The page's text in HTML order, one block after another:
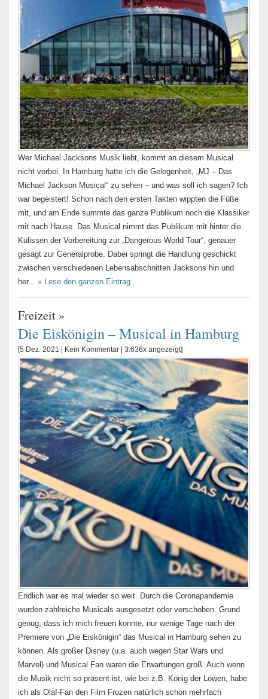
Wer Michael Jacksons Musik liebt, kommt an diesem Musical
nicht vorbei. In Hamburg hatte ich die Gelegenheit, „MJ – Das
Michael Jackson Musical“ zu sehen – und was soll ich sagen? Ich
war begeistert! Schon nach den ersten Takten wippten die Füße
mit, und am Ende summte das ganze Publikum noch die Klassiker
mit nach Hause. Das Musical nimmt das Publikum mit hinter die
Kulissen der Vorbereitung zur „Dangerous World Tour“, genauer
gesagt zur Generalprobe. Dabei springt die Handlung geschickt
zwischen verschiedenen Lebensabschnitten Jacksons hin und
her... » Lese den ganzen Eintrag
Freizeit »
Die Eiskönigin – Musical in Hamburg
[5 Dez. 2021 | Kein Kommentar | 3.636x angezeigt]
Endlich war es mal wieder so weit. Durch die Coronapandemie
wurden zahlreiche Musicals ausgesetzt oder verschoben. Grund
genug, dass ich mich freuen konnte, nur wenige Tage nach der
Premiere von „Die Eiskönigin“ das Musical in Hamburg sehen zu
können. Als großer Disney (u.a. auch wegen Star Wars und
Marvel) und Musical Fan waren die Erwartungen groß. Auch wenn
die Musik nicht so präsent ist, wie bei z.B. König der Löwen, habe
ich als Olaf-Fan den Film Frozen natürlich schon mehrfach